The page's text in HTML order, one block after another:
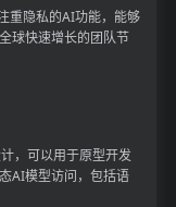
重隐私的AI功能，能够
球快速增长的团队节
，可以用于原型开发
AI模型访问，包括语